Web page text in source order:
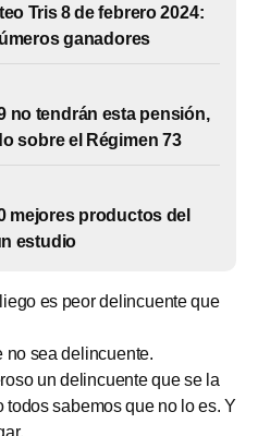
Tris 8 de febrero 2024:
ganadores
no tendrán esta pensión,
sobre el Régimen 73
mejores productos del
estudio
es peor delincuente que
no sea delincuente.
un delincuente que se la
sabemos que no lo es. Y